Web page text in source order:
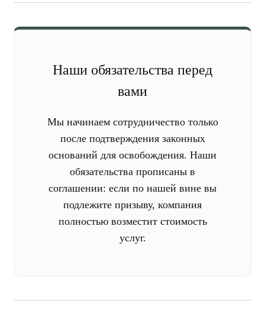
Наши обязательства перед
вами
Мы начинаем сотрудничество только
после подтверждения законных
оснований для освобождения. Наши
обязательства прописаны в
соглашении: если по нашей вине вы
подлежите призыву, компания
полностью возместит стоимость
услуг.